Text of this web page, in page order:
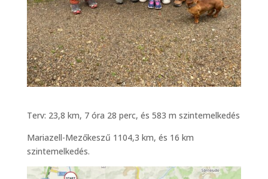
Terv: 23,8 km, 7 óra 28 perc, és 583 m szintemelkedés
Mariazell-Mezőkeszű 1104,3 km, és 16 km
szintemelkedés.